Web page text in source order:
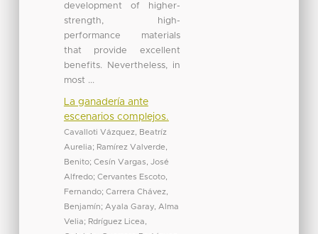
development of higher-
strength, high-
performance materials
that provide excellent
benefits. Nevertheless, in
most ...
La ganadería ante
escenarios complejos.
Cavalloti Vázquez, Beatríz
Aurelia; Ramírez Valverde,
Benito; Cesín Vargas, José
Alfredo; Cervantes Escoto,
Fernando; Carrera Chávez,
Benjamín; Ayala Garay, Alma
Velia; Rdríguez Licea,